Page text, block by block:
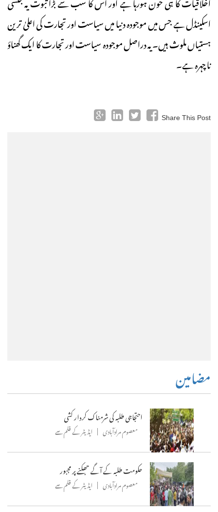
اسکینڈل ہے جس میں موجودہ دنیا میں سیاست اور تجارت کی اعلیٰ ترین
ہستیاں ملوث ہیں۔ یہ دراصل موجودہ سیاست اور تجارت کا ایک گھناؤ
نا چہرہ ہے۔
Share This Post
مضامین
احتجاجی طلبہ کی شرمناک کردار کشی
معصوم مرادآبادی ایڈیٹر کے قلم سے
حکومت طلبہ کے آگے جھکنے پر مجبور
معصوم مرادآبادی ایڈیٹر کے قلم سے